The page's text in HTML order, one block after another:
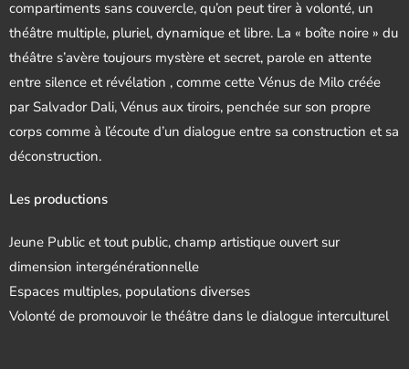
compartiments sans couvercle, qu’on peut tirer à volonté, un
théâtre multiple, pluriel, dynamique et libre. La « boîte noire » du
théâtre s’avère toujours mystère et secret, parole en attente
entre silence et révélation , comme cette Vénus de Milo créée
par Salvador Dali, Vénus aux tiroirs, penchée sur son propre
corps comme à l’écoute d’un dialogue entre sa construction et sa
déconstruction.
Les productions
Jeune Public et tout public, champ artistique ouvert sur
dimension intergénérationnelle
Espaces multiples, populations diverses
Volonté de promouvoir le théâtre dans le dialogue interculturel